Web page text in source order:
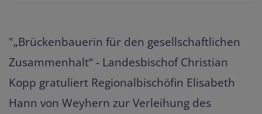
"„Brückenbauerin für den gesellschaftlichen
Zusammenhalt“ - Landesbischof Christian
Kopp gratuliert Regionalbischöfin Elisabeth
Hann von Weyhern zur Verleihung des